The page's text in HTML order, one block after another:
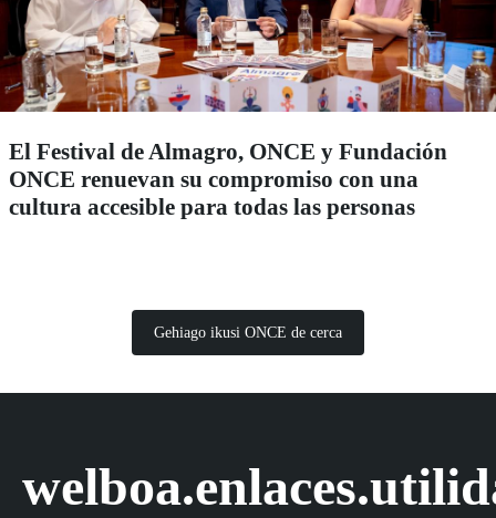
El Festival de Almagro, ONCE y Fundación
ONCE renuevan su compromiso con una
cultura accesible para todas las personas
Gehiago ikusi ONCE de cerca